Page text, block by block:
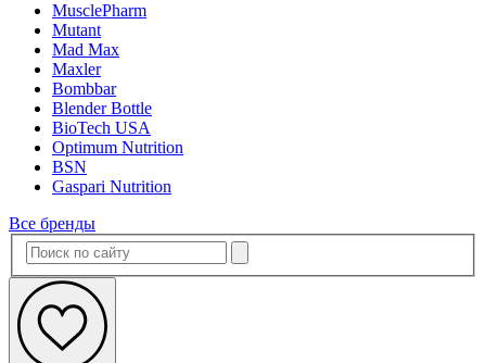
MusclePharm
Mutant
Mad Max
Maxler
Bombbar
Blender Bottle
BioTech USA
Optimum Nutrition
BSN
Gaspari Nutrition
Все бренды